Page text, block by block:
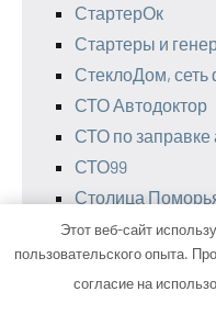
СтартерОк
Стартеры и
СтеклоДом,
СТО Автодоктор
СТО по заправке
СТО99
Столица
Столярный цех,
Страна чудес,
Страхование
Этот веб-сайт
пользовательского опыта.
согласие на